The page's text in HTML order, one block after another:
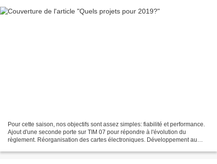
Pour cette saison, nos objectifs sont assez simples: fiabilité et performance.
Ajout d'une seconde porte sur TIM 07 pour répondre à l'évolution du
règlement. Réorganisation des cartes électroniques. Développement au